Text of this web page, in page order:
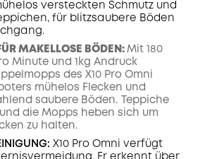
versteckten Schmutz und
für blitzsaubere Böden
MAKELLOSE BÖDEN: Mit 180
Minute und 1kg Andruck
des X10 Pro Omni
mühelos Flecken und
saubere Böden.
Teppiche
die Mopps heben sich um
zu halten.
X10 Pro Omni verfügt
Er erkennt über